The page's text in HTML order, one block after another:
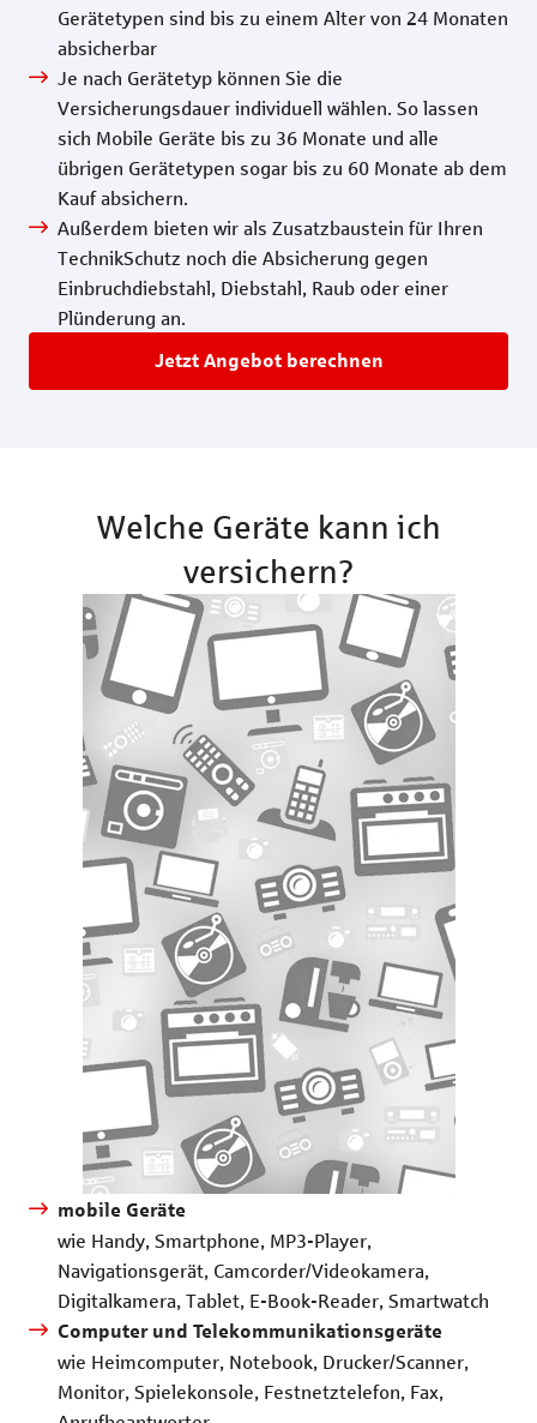
Gerätetypen sind bis zu einem Alter von 24 Monaten
absicherbar
Je nach Gerätetyp können Sie die
Versicherungsdauer individuell wählen. So lassen
sich Mobile Geräte bis zu 36 Monate und alle
übrigen Gerätetypen sogar bis zu 60 Monate ab dem
Kauf absichern.
Außerdem bieten wir als Zusatzbaustein für Ihren
TechnikSchutz noch die Absicherung gegen
Einbruchdiebstahl, Diebstahl, Raub oder einer
Plünderung an.
Jetzt Angebot berechnen
Welche Geräte kann ich
versichern?
mobile Geräte
wie Handy, Smartphone, MP3-Player,
Navigationsgerät, Camcorder/Videokamera,
Digitalkamera, Tablet, E-Book-Reader, Smartwatch
Computer und Telekommunikationsgeräte
wie Heimcomputer, Notebook, Drucker/Scanner,
Monitor, Spielekonsole, Festnetztelefon, Fax,